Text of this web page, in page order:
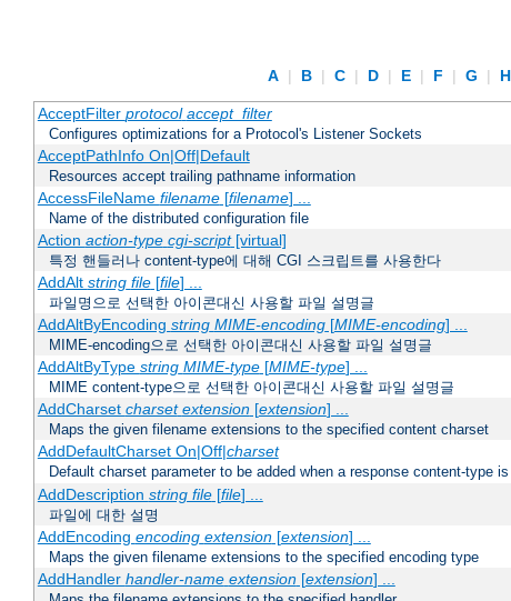
A | B | C | D | E | F | G | H
AcceptFilter protocol accept_filter
Configures optimizations for a Protocol's Listener Sockets
AcceptPathInfo On|Off|Default
Resources accept trailing pathname information
AccessFileName filename[filename] ...
Name of the distributed configuration file
Action action-type cgi-script[virtual]
특정 핸들러나 content-type에 대해 CGI 스크립트를 사용한다
AddAlt string file[file] ...
파일명으로 선택한 아이콘대신 사용할 파일 설명글
AddAltByEncoding string MIME-encoding[MIME-encoding] ...
MIME-encoding으로 선택한 아이콘대신 사용할 파일 설명글
AddAltByType string MIME-type[MIME-type] ...
MIME content-type으로 선택한 아이콘대신 사용할 파일 설명글
AddCharset charset extension[extension] ...
Maps the given filename extensions to the specified content charset
AddDefaultCharset On|Off|charset
Default charset parameter to be added when a response content-type is
AddDescription string file[file] ...
파일에 대한 설명
AddEncoding encoding extension[extension] ...
Maps the given filename extensions to the specified encoding type
AddHandler handler-name extension[extension] ...